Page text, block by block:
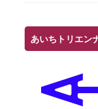
あいちトリエン